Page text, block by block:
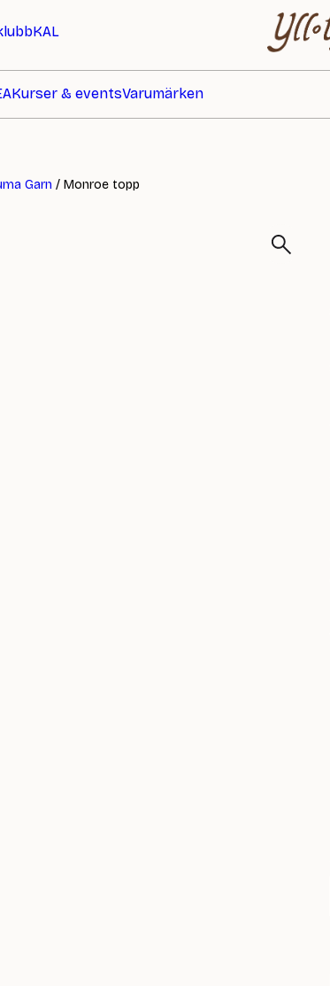
KAL
Kurser & eventsVarumärken
Garn / Monroe topp